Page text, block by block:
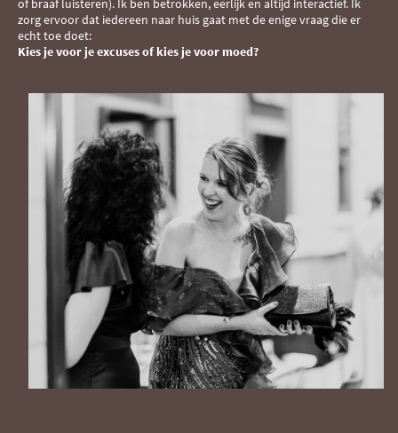
of braaf luisteren). Ik ben betrokken, eerlijk en altijd interactief. k
zorg ervoor dat iedereen naar huis gaat met de enige vraag die er
echt toe doet:
Kies je voor je excuses of kies je voor moed?